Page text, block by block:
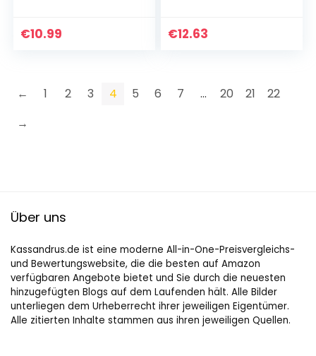
Spiralschneider,
€10.99
Superline
€12.63
← 1 2 3 4 5 6 7 … 20 21
22
→
Über uns
Kassandrus.de ist eine moderne All-in-One-Preisvergleichs-
und Bewertungswebsite, die die besten auf Amazon
verfügbaren Angebote bietet und Sie durch die neuesten
hinzugefügten Blogs auf dem Laufenden hält. Alle Bilder
unterliegen dem Urheberrecht ihrer jeweiligen Eigentümer.
Alle zitierten Inhalte stammen aus ihren jeweiligen Quellen.